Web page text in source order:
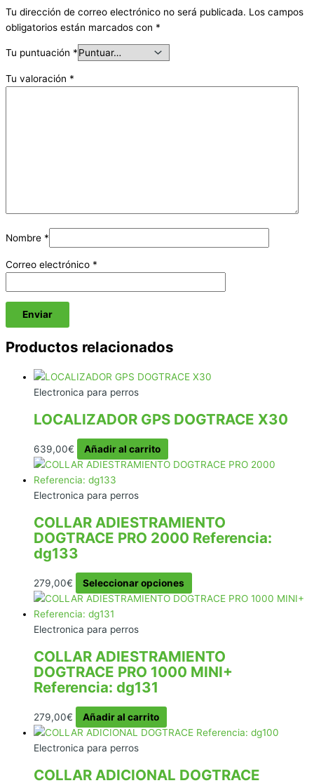
Tu dirección de correo electrónico no será publicada. Los campos
obligatorios están marcados con *
Tu puntuación *
Tu valoración *
Nombre *
Correo electrónico *
Productos relacionados
Electronica para perros
LOCALIZADOR GPS DOGTRACE X30
639,00€ Añadir al carrito
Electronica para perros
COLLAR ADIESTRAMIENTO
DOGTRACE PRO 2000 Referencia:
dg133
279,00€ Seleccionar opciones
producto
Las
opciones
en
página
Electronica para perros
COLLAR ADIESTRAMIENTO
DOGTRACE PRO 1000 MINI+
Referencia: dg131
279,00€ Añadir al carrito
Electronica para perros
COLLAR ADICIONAL DOGTRACE